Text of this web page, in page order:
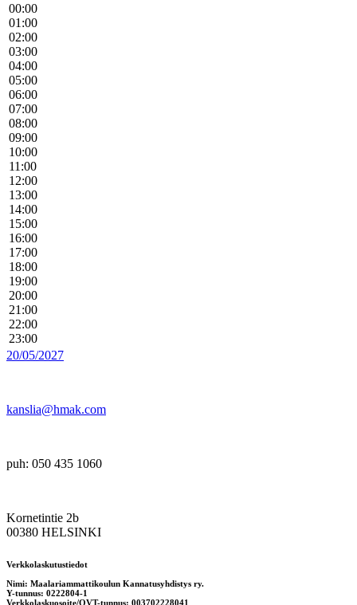
00:00
01:00
02:00
03:00
04:00
05:00
06:00
07:00
08:00
09:00
10:00
11:00
12:00
13:00
14:00
15:00
16:00
17:00
18:00
19:00
20:00
21:00
22:00
23:00
20/05/2027
kanslia@hmak.com
puh: 050 435 1060
Kornetintie 2b
00380 HELSINKI
Verkkolaskutustiedot
Nimi: Maalariammattikoulun Kannatusyhdistys ry.
Y-tunnus: 0222804-1
Verkkolaskuosoite/OVT-tunnus: 003702228041